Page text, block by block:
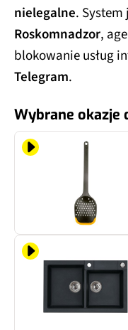
nielegalne.
Roskomnadzor,
blokowanie usług
Telegram.
Wybrane okazje